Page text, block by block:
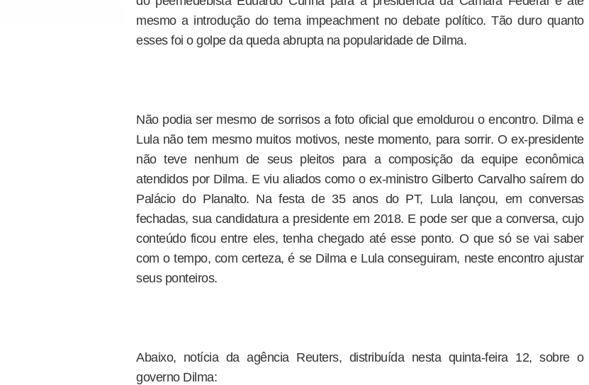
mesmo a introdução do tema impeachment no debate político. Tão duro quanto
esses foi o golpe da queda abrupta na popularidade de Dilma.
Não podia ser mesmo de sorrisos a foto oficial que emoldurou o encontro. Dilma e
Lula não tem mesmo muitos motivos, neste momento, para sorrir. O ex-presidente
não teve nenhum de seus pleitos para a composição da equipe econômica
atendidos por Dilma. E viu aliados como o ex-ministro Gilberto Carvalho saírem do
Palácio do Planalto. Na festa de 35 anos do PT, Lula lançou, em conversas
fechadas, sua candidatura a presidente em 2018. E pode ser que a conversa, cujo
conteúdo ficou entre eles, tenha chegado até esse ponto. O que só se vai saber
com o tempo, com certeza, é se Dilma e Lula conseguiram, neste encontro ajustar
seus ponteiros.
Abaixo, notícia da agência Reuters, distribuída nesta quinta-feira 12, sobre o
governo Dilma: